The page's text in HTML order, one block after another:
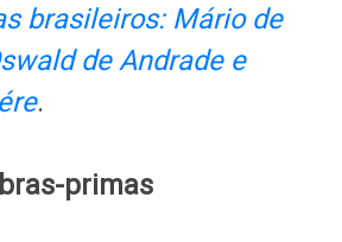
brasileiros: Mário de
de Andrade e
.
primas